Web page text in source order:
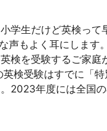
小学生だけど英検って
声もよく耳にします
検を受験するご家庭
英検受験はすでに「
2023年度には全国